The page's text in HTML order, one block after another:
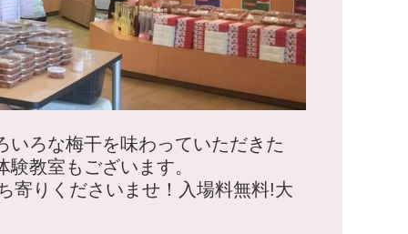
いろな梅干を味わっていただきた
教室もございます。
寄りくださいませ！入場料無料!大